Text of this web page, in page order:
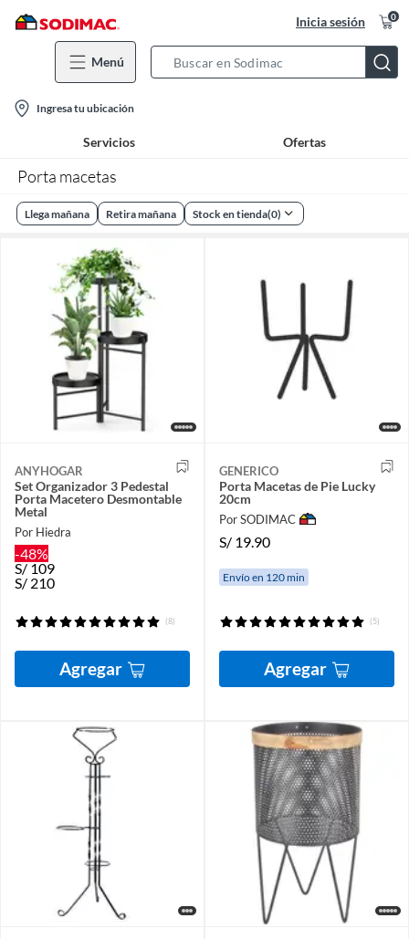
Inicia sesión 0
Menú
Bar
location-
icon
Ingresa tu ubicación
Servicios Ofertas
Porta macetas
Llega mañana Retira mañana Stock en tienda(0)
ANYHOGAR
Set Organizador 3 Pedestal
Porta Macetero Desmontable
Metal
Por Hiedra
-48%
S/109
S/ 210
(8)
Agregar
GENERICO
Porta Macetas de Pie Lucky
20cm
Por SODIMAC
S/ 19.90
Envío en 120 min
(5)
Agregar